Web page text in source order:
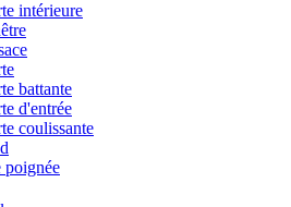
intérieure
battante
d'entrée
coulissante
poignée